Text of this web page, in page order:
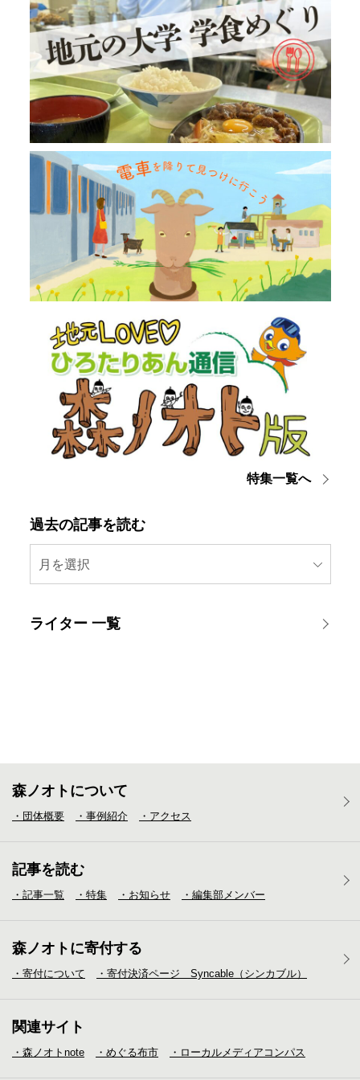
特集一覧へ
過去の記事を読む
月を選択
ライター 一覧
森ノオトについて
・団体概要 ・事例紹介 ・アクセス
記事を読む
・記事一覧 ・特集 ・お知らせ ・編集部メンバー
森ノオトに寄付する
・寄付について ・寄付決済ページ Syncable（シンカブル）
関連サイト
・森ノオトnote ・めぐる布市 ・ローカルメディア コンパス